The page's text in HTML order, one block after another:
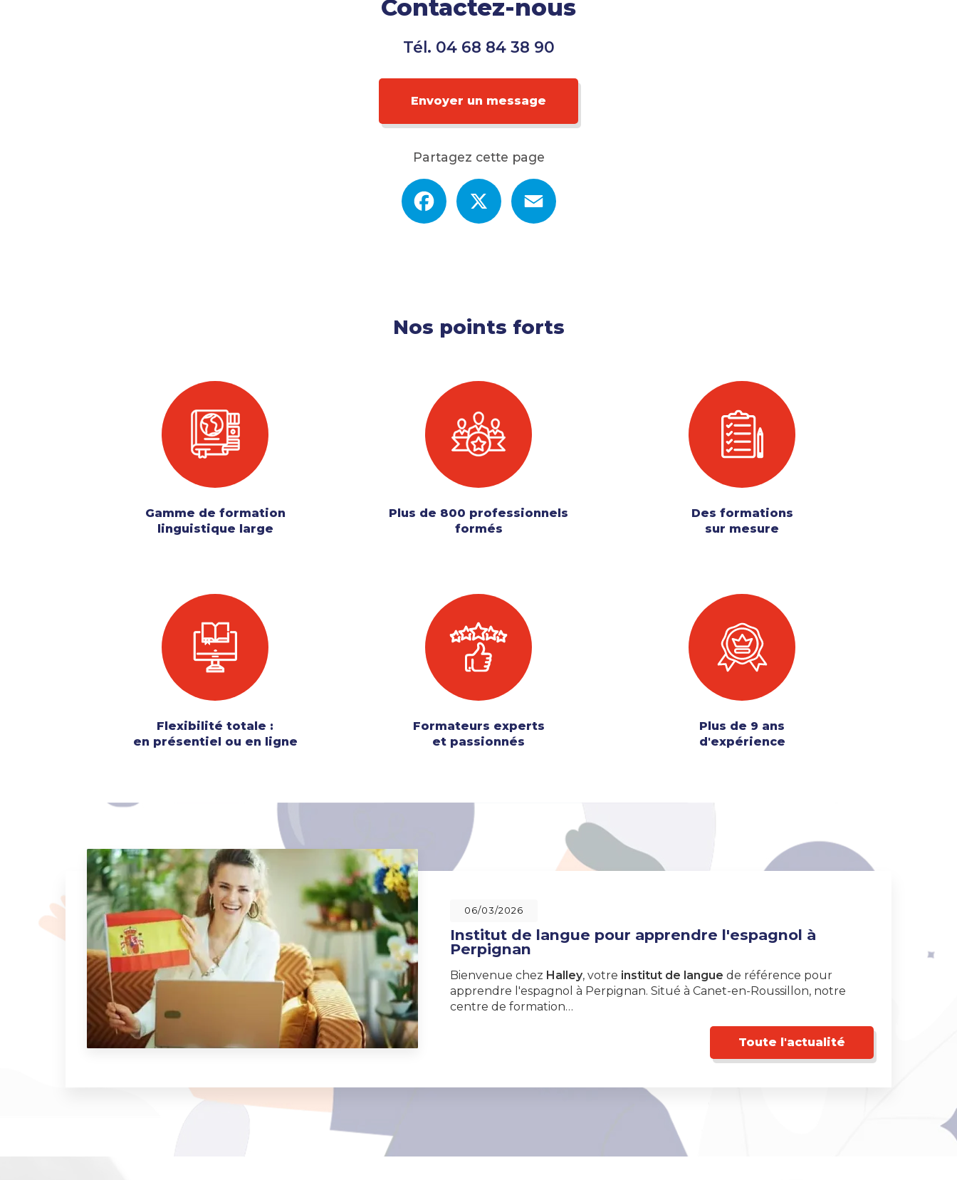
Contactez-nous
Tél. 04 68 84 38 90
Envoyer un message
Partagez cette page
Facebook
Nos points forts
Gamme de formation
linguistique large
Plus de 800 professionnels
formés
Des formations
sur mesure
Flexibilité totale :
en présentiel ou en ligne
Formateurs experts
et passionnés
Plus de 9 ans
d'expérience
06/03/2026
Institut de langue pour apprendre l'espagnol à
Perpignan
Bienvenue chez Halley, votre institut de langue de référence pour
apprendre l'espagnol à Perpignan. Situé à Canet-en-Roussillon, notre
centre de formation…
Toute l'actualité